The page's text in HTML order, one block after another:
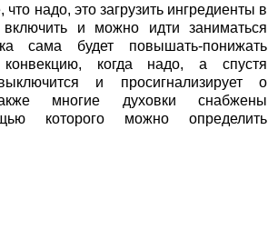
надо, это загрузить ингредиенты в
и можно идти заниматься
сама будет повышать-понижать
конвекцию, когда надо, а спустя
и просигнализирует о
многие духовки снабжены
которого можно определить